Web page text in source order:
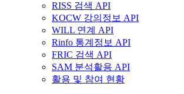
RISS 검색 API
KOCW 강의정보 API
WILL 연계 API
Rinfo 통계정보 API
FRIC 검색 API
SAM 분석활용 API
활용 및 참여 현황